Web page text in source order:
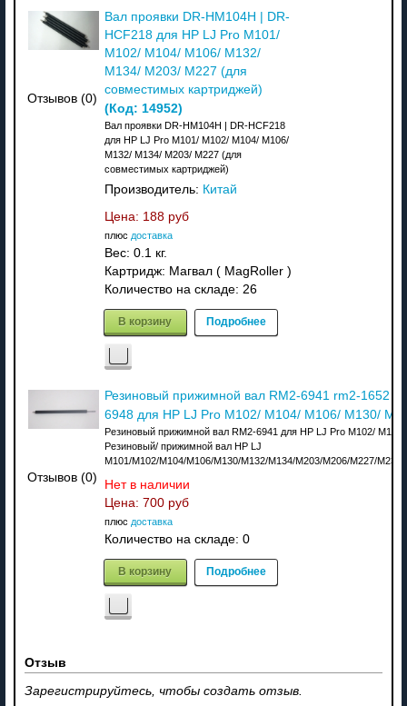
Отзывов (0)
Вал проявки DR-HM104H | DR-
HCF218 для HP LJ Pro M101/
M102/ M104/ M106/ M132/
M134/ M203/ M227 (для
совместимых картриджей)
(Код: 14952)
Вал проявки DR-HM104H | DR-HCF218
для HP LJ Pro M101/ M102/ M104/ M106/
M132/ M134/ M203/ M227 (для
совместимых картриджей)
Производитель: Китай
Цена: 188 руб
плюс доставка
Вес: 0.1 кг.
Картридж: Магвал ( MagRoller )
Количество на складе: 26
В корзину Подробнее
Отзывов (0)
Резиновый прижимной вал RM2-6941 rm2-1652
6948 для HP LJ Pro M102/ M104/ M106/ M130/
Резиновый прижимной вал RM2-6941 для HP LJ Pro M102/
Резиновый/ прижимной вал HP LJ
M101/M102/M104/M106/M130/M132/M134/M203/M206/M227/
Нет в наличии
Цена: 700 руб
плюс доставка
Количество на складе: 0
В корзину Подробнее
Отзыв
Зарегистрируйтесь, чтобы создать отзыв.